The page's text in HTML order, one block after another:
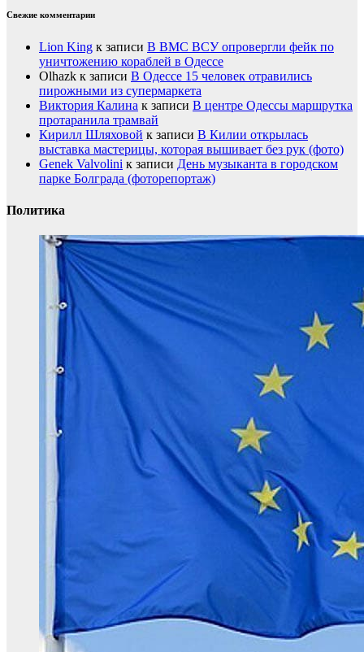
Свежие комментарии
Lion King к записи В ВМС ВСУ опровергли фейк по
уничтожению кораблей в Одессе
Olhazk к записи В Одессе 15 человек отравились
пирожными из супермаркета
Виктория Калина к записи В центре Одессы маршрутка
протаранила трамвай
Кирилл Шляховой к записи В Килии открылась
выставка мастерицы, которая вышивает без рук (фото)
Genek Valvolini к записи День музыканта в городском
парке Болграда (фоторепортаж)
Политика